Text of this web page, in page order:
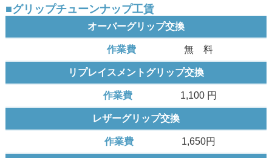
■グリップチューンナップ工賃
オーバーグリップ交換
無 料
リプレイスメントグリップ交換
1,100 円
レザーグリップ交換
1,650円